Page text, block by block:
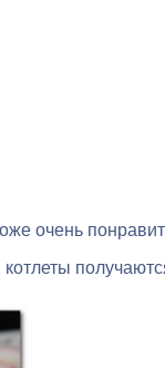
очень